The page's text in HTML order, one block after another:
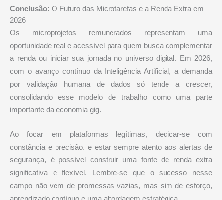
Conclusão: O Futuro das Microtarefas e a Renda Extra em
2026
Os microprojetos remunerados representam uma
oportunidade real e acessível para quem busca complementar
a renda ou iniciar sua jornada no universo digital. Em 2026,
com o avanço contínuo da Inteligência Artificial, a demanda
por validação humana de dados só tende a crescer,
consolidando esse modelo de trabalho como uma parte
importante da economia gig.
Ao focar em plataformas legítimas, dedicar-se com
constância e precisão, e estar sempre atento aos alertas de
segurança, é possível construir uma fonte de renda extra
significativa e flexível. Lembre-se que o sucesso nesse
campo não vem de promessas vazias, mas sim de esforço,